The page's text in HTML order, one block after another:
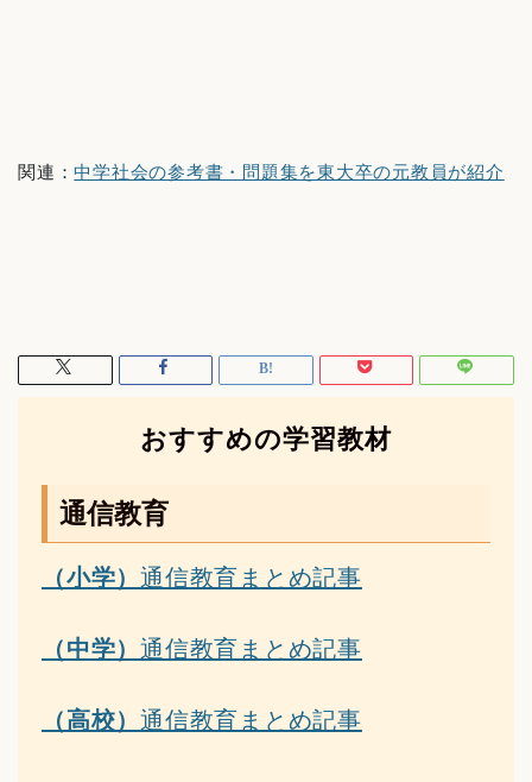
関連：中学社会の参考書・問題集を東大卒の元教員が紹介
おすすめの学習教材
通信教育
（小学）通信教育まとめ記事
（中学）通信教育まとめ記事
（高校）通信教育まとめ記事